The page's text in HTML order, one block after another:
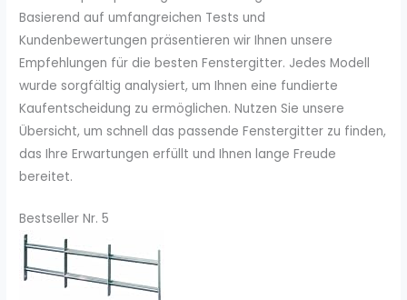
Basierend auf umfangreichen Tests und
Kundenbewertungen präsentieren wir Ihnen unsere
Empfehlungen für die besten Fenstergitter. Jedes Modell
wurde sorgfältig analysiert, um Ihnen eine fundierte
Kaufentscheidung zu ermöglichen. Nutzen Sie unsere
Übersicht, um schnell das passende Fenstergitter zu finden,
das Ihre Erwartungen erfüllt und Ihnen lange Freude
bereitet.
Bestseller Nr. 5